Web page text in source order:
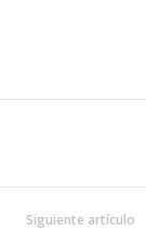
Siguiente artículo